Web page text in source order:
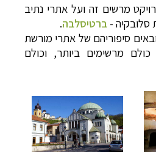
מרשים זה ועל אתרי נתיב
סלובקיה - ברטיסלבה.
סיפוריהם של אתרי מורשת
מרשימים ביותר, וכולםנופש לחצו לרשימת היעדים »
למדינות אירופה
לאמריקה הצפוניתלחצו לרשימת